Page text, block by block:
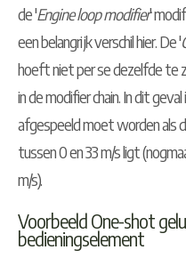
de 'Engine loop modifier'
een belangrijk verschil hier. De '
hoeft niet per se dezelfde te
in de modifier chain. In dit
afgespeeld moet worden als
tussen 0 en 33 m/s ligt
m/s).
Voorbeeld One-shot
bedieningselement